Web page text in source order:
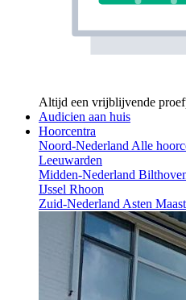
Altijd een vrijblijvende
Audicien aan huis
Hoorcentra
Noord-Nederland Alle
Leeuwarden
Midden-Nederland
IJssel Rhoon
Zuid-Nederland Asten